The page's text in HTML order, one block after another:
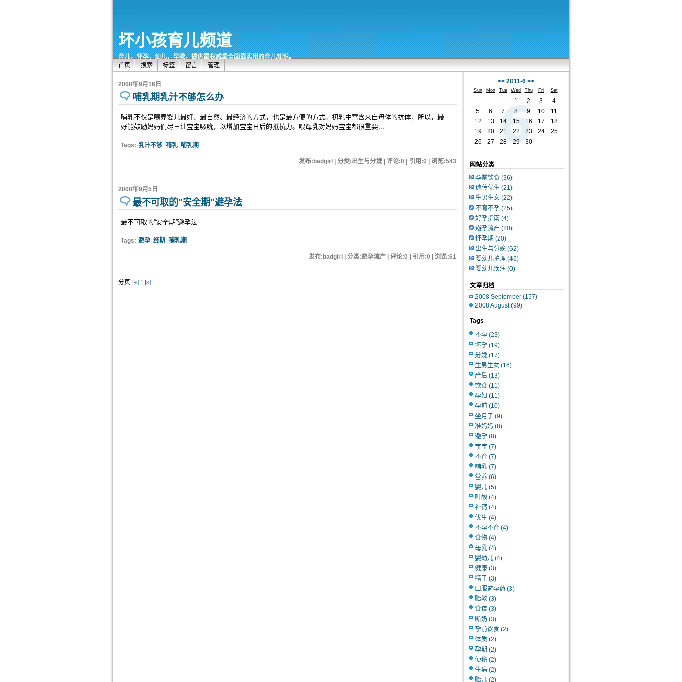
坏小孩育儿频道
育儿，怀孕，幼儿，早教，提供最权威最全面最实用的育儿知识。
首页
搜索 标签 留言 管理
2008年9月16日
哺乳期乳汁不够怎么办
哺乳不仅是喂养婴儿最好、最自然、最经济的方式，也是最方便的方式。初乳中富含来自母体的抗体，所以，最
好能鼓励妈妈们尽早让宝宝吸吮，以增加宝宝日后的抵抗力。喂母乳对妈妈宝宝都很重要...
Tags: 乳汁不够 哺乳 哺乳期
发布:badgirl | 分类:出生与分娩 | 评论:0 | 引用:0 | 浏览:543
2008年9月5日
最不可取的"安全期"避孕法
最不可取的“安全期”避孕法...
Tags: 避孕 经期 哺乳期
发布:badgirl | 分类:避孕流产 | 评论:0 | 引用:0 | 浏览:61
分页: [«] 1 [»]
<< 2011-6 >>
Sun Mon Tue Wed Thu Fri Sat
1 2 3
4
5
6 7 8 9 10
11
12
13 14 15 16 17
18
19
20 21 22 23 24
25
26
27 28 29 30
网站分类
孕前饮食 (36)
遗传优生 (21)
生男生女 (22)
不育不孕 (25)
好孕指南 (4)
避孕流产 (20)
怀孕期 (20)
出生与分娩 (62)
婴幼儿护理 (46)
婴幼儿疾病 (0)
文章归档
2008 September (157)
2008 August (99)
Tags
不孕 (23)
怀孕 (19)
分娩 (17)
生男生女 (16)
产后 (13)
饮食 (11)
孕妇 (11)
孕前 (10)
坐月子 (9)
准妈妈 (8)
避孕 (8)
宝宝 (7)
不育 (7)
哺乳 (7)
营养 (6)
婴儿 (5)
叶酸 (4)
补钙 (4)
优生 (4)
不孕不育 (4)
食物 (4)
母乳 (4)
婴幼儿 (4)
健康 (3)
精子 (3)
口服避孕药 (3)
胎教 (3)
食谱 (3)
断奶 (3)
孕前饮食 (2)
体质 (2)
孕期 (2)
便秘 (2)
生病 (2)
胎儿 (2)